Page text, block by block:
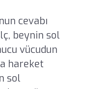
cevabı
beynin sol
vücudun
hareket
sol